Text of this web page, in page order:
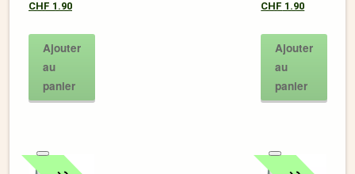
CHF 1.90
Ajouter
au
panier
CHF 1.90
Ajouter
au
panier